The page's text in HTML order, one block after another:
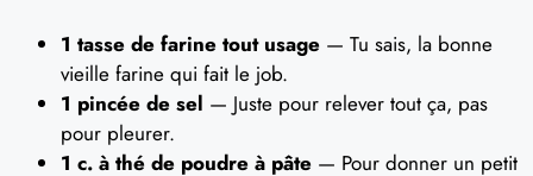
1 tasse de farine tout usage — Tu sais, la bonne
vieille farine qui fait le job.
1 pincée de sel — Juste pour relever tout ça, pas
pour pleurer.
1 c. à thé de poudre à pâte — Pour donner un petit